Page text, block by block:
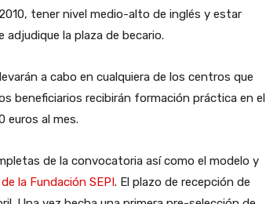
tener nivel medio-alto de inglés y estar
la plaza de becario.
a cabo en cualquiera de los centros que
beneficiarios recibirán formación práctica en el
euros al mes.
de la convocatoria así como el modelo y
la Fundación SEPI. El plazo de recepción de